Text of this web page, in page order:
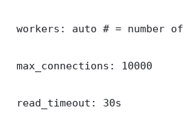
workers: auto # = number of
max_connections: 10000
read_timeout: 30s